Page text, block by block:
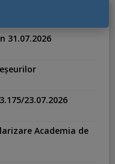
31.07.2026
23.07.2026
Academia de